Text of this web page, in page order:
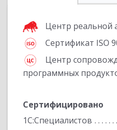
Центр реальной
Сертификат ISO
Центр
программных
Сертифицировано
1С:Специалистов